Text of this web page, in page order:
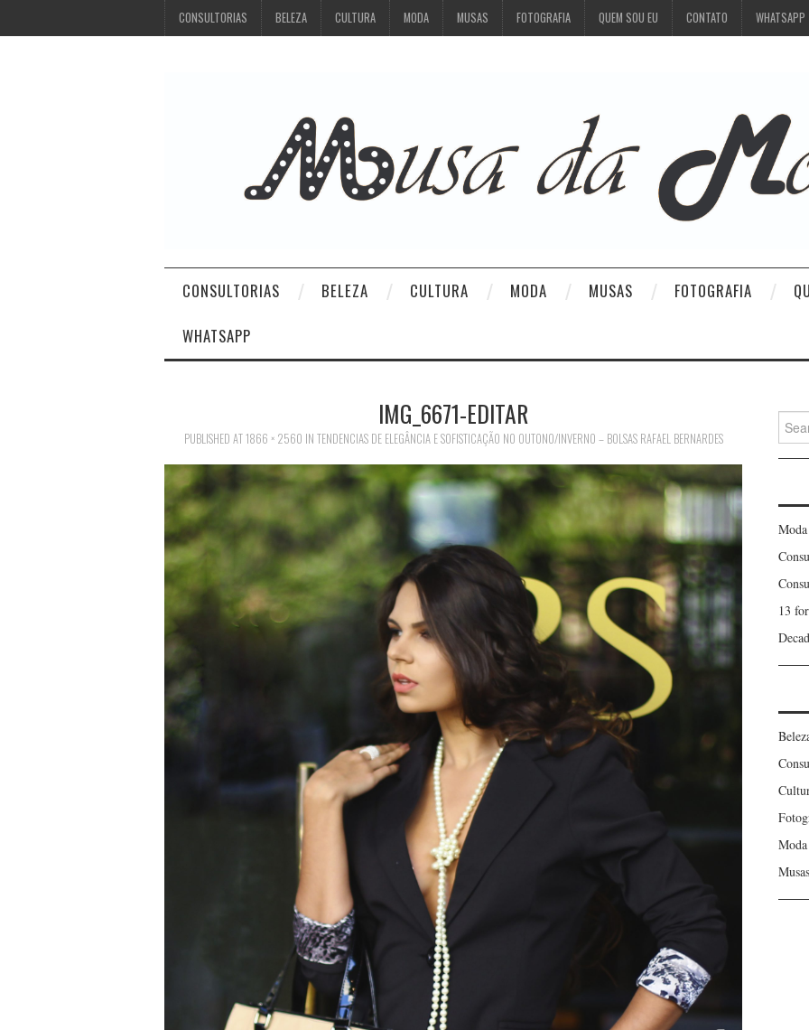
CONSULTORIAS BELEZA CULTURA MODA MUSAS FOTOGRAFIA QUEM SOU EU CONTATO WHATSAPP
CONSULTORIAS BELEZA CULTURA MODA MUSAS FOTOGRAFIA
WHATSAPP
IMG_6671-EDITAR
PUBLISHED AT1866 × 2560 IN TENDENCIAS DE ELEGÂNCIA E SOFISTICAÇÃO NO OUTONO/INVERNO – BOLSAS RAFAEL BERNARDES
Search
for:
13
Moda
Musas